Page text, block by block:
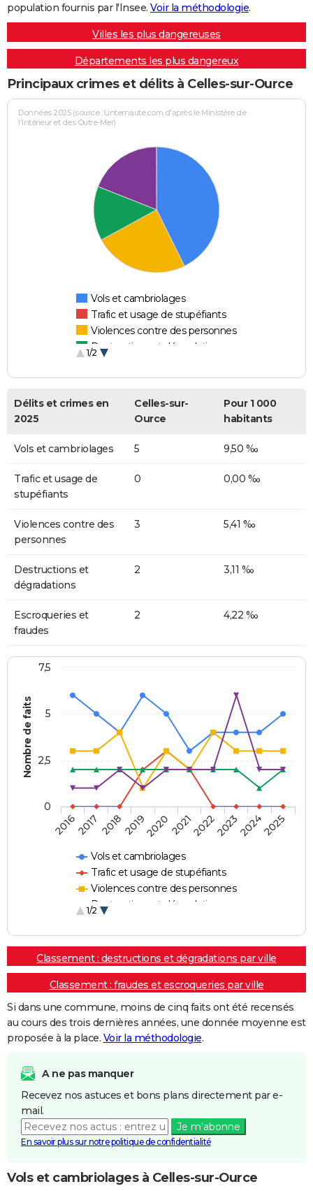
population fournis par l'Insee. Voir la méthodologie.
Villes les plus dangereuses
Départements les plus dangereux
Principaux crimes et délits à Celles-sur-Ource
Données 2025 (source : Linternaute.com d'après le Ministère de
l'Intérieur et des Outre-Mer)
Vols et cambriolages
Trafic et usage de stupéfiants
Violences contre des personnes
Destructions et dégradations
1/2
Délits et crimes en
2025
Celles-sur-
Ource
Pour 1 000
habitants
Vols et cambriolages 5 9,50 ‰
Trafic et usage de
stupéfiants
0 0,00 ‰
Violences contre des
personnes
3 5,41 ‰
Destructions et
dégradations
2 3,11 ‰
Escroqueries et
fraudes
2 4,22 ‰
Nombre de faits
Vols et cambriolages
Trafic et usage de stupéfiants
Violences contre des personnes
Destructions et dégradations
1/2
20162017 20182019202020212022202320242025
0
2,5
5
7,5
Classement : destructions et dégradations par ville
Classement : fraudes et escroqueries par ville
Si dans une commune, moins de cinq faits ont été recensés
au cours des trois dernières années, une donnée moyenne est
proposée à la place. Voir la méthodologie.
A ne pas manquer
Recevez nos astuces et bons plans directement par e-
mail.
Je m'abonne
En savoir plus sur notre politique de confidentialité
Vols et cambriolages à Celles-sur-Ource